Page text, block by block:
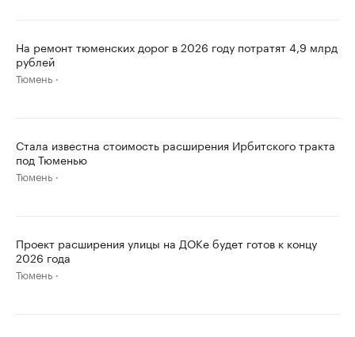
На ремонт тюменских дорог в 2026 году потратят 4,9 млрд
рублей
Тюмень
Стала известна стоимость расширения Ирбитского тракта
под Тюменью
Тюмень
Проект расширения улицы на ДОКе будет готов к концу
2026 года
Тюмень